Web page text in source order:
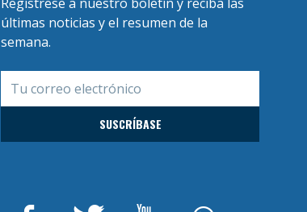
Regístrese a nuestro boletín y reciba las
últimas noticias y el resumen de la
semana.